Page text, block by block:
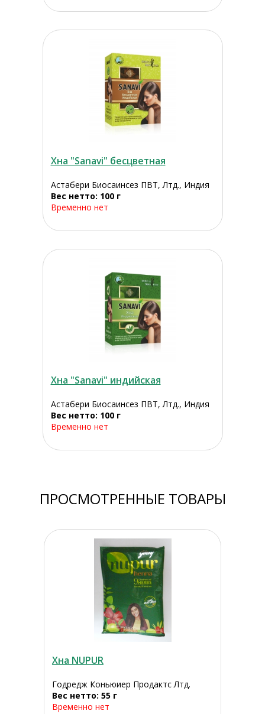
Хна "Sanavi" бесцветная
Астабери Биосаинсез ПВТ, Лтд., Индия
Вес нетто: 100 г
Временно нет
Хна "Sanavi" индийская
Астабери Биосаинсез ПВТ, Лтд., Индия
Вес нетто: 100 г
Временно нет
ПРОСМОТРЕННЫЕ ТОВАРЫ
Хна NUPUR
Годредж Коньюиер Продактс Лтд.
Вес нетто: 55 г
Временно нет